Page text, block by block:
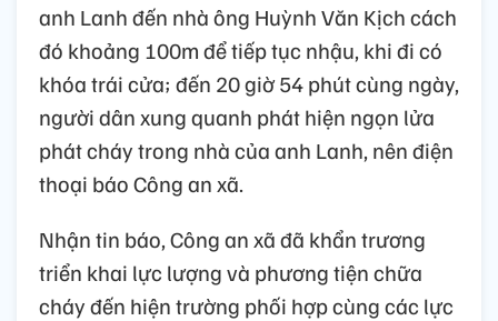
anh Lanh đến nhà ông Huỳnh Văn Kịch cách
đó khoảng 100m để tiếp tục nhậu, khi đi có
khóa trái cửa; đến 20 giờ 54 phút cùng ngày,
người dân xung quanh phát hiện ngọn lửa
phát cháy trong nhà của anh Lanh, nên điện
thoại báo Công an xã.
Nhận tin báo, Công an xã đã khẩn trương
triển khai lực lượng và phương tiện chữa
cháy đến hiện trường phối hợp cùng các lực